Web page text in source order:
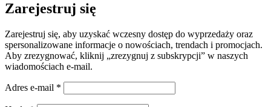
Zarejestruj się
Zarejestruj się, aby uzyskać wczesny dostęp do wyprzedaży oraz
spersonalizowane informacje o nowościach, trendach i promocjach.
Aby zrezygnować, kliknij „zrezygnuj z subskrypcji” w naszych
wiadomościach e-mail.
Adres e-mail *